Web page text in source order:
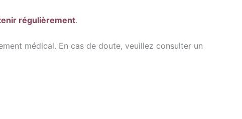
régulièrement.
médical. En cas de doute, veuillez consulter un